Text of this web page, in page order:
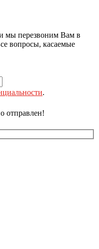
мы перезвоним Вам в
вопросы, касаемые
.
отправлен!